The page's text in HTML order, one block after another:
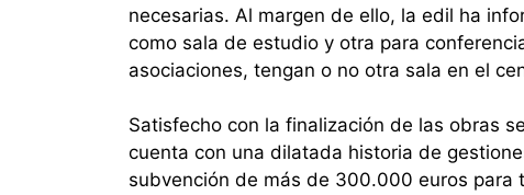
necesarias. Al margen de ello, la edil ha
como sala de estudio y otra para
asociaciones, tengan o no otra sala en el
Satisfecho con la finalización de las obras
cuenta con una dilatada historia de
subvención de más de 300.000 euros para